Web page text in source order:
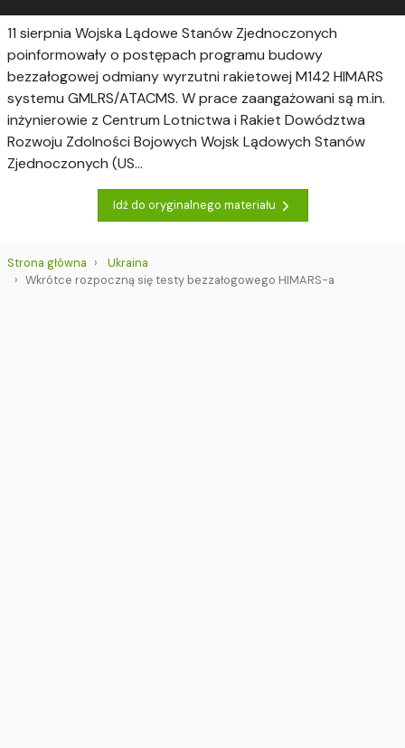
11 sierpnia Wojska Lądowe Stanów Zjednoczonych
poinformowały o postępach programu budowy
bezzałogowej odmiany wyrzutni rakietowej M142 HIMARS
systemu GMLRS/ATACMS. W prace zaangażowani są m.in.
inżynierowie z Centrum Lotnictwa i Rakiet Dowództwa
Rozwoju Zdolności Bojowych Wojsk Lądowych Stanów
Zjednoczonych (US...
Idź do oryginalnego materiału
Strona główna
Ukraina
Wkrótce rozpoczną się testy bezzałogowego HIMARS-a